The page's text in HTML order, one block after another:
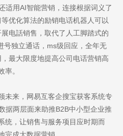
适用AI智能营销，连接根据词义了
优化算法的励销电话机器人可以
电話销售，取代了人工脚踏式的
号独立通话，ms级回应，全年无
最大限度地提高公司电话营销高
率。
未来，网易互客企搜宝获客系统专
据两层面来助推B2B中小型企业推
统，让销售与服务项目应时期而